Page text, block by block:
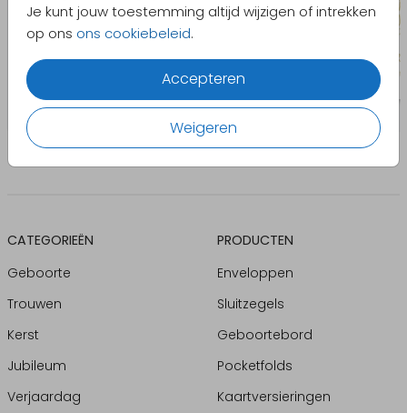
Je kunt jouw toestemming altijd wijzigen of intrekken
op ons ons cookiebeleid.
Accepteren
Weigeren
CATEGORIEËN
Geboorte
Trouwen
Kerst
Jubileum
Verjaardag
PRODUCTEN
Enveloppen
Sluitzegels
Geboortebord
Pocketfolds
Kaartversieringen